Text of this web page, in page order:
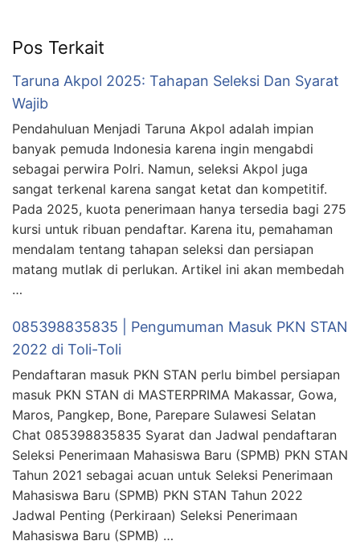
Pos Terkait
Taruna Akpol 2025: Tahapan Seleksi Dan Syarat
Wajib
Pendahuluan Menjadi Taruna Akpol adalah impian
banyak pemuda Indonesia karena ingin mengabdi
sebagai perwira Polri. Namun, seleksi Akpol juga
sangat terkenal karena sangat ketat dan kompetitif.
Pada 2025, kuota penerimaan hanya tersedia bagi 275
kursi untuk ribuan pendaftar. Karena itu, pemahaman
mendalam tentang tahapan seleksi dan persiapan
matang mutlak di perlukan. Artikel ini akan membedah
…
085398835835 | Pengumuman Masuk PKN STAN
2022 di Toli-Toli
Pendaftaran masuk PKN STAN perlu bimbel persiapan
masuk PKN STAN di MASTERPRIMA Makassar, Gowa,
Maros, Pangkep, Bone, Parepare Sulawesi Selatan
Chat 085398835835 Syarat dan Jadwal pendaftaran
Seleksi Penerimaan Mahasiswa Baru (SPMB) PKN STAN
Tahun 2021 sebagai acuan untuk Seleksi Penerimaan
Mahasiswa Baru (SPMB) PKN STAN Tahun 2022
Jadwal Penting (Perkiraan) Seleksi Penerimaan
Mahasiswa Baru (SPMB) …